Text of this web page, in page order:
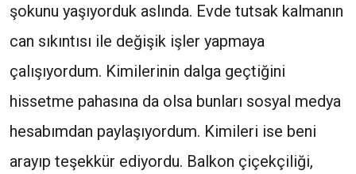
şokunu yaşıyorduk aslında. Evde tutsak kalmanın
can sıkıntısı ile değişik işler yapmaya
çalışıyordum. Kimilerinin dalga geçtiğini
hissetme pahasına da olsa bunları sosyal medya
hesabımdan paylaşıyordum. Kimileri ise beni
arayıp teşekkür ediyordu. Balkon çiçekçiliği,